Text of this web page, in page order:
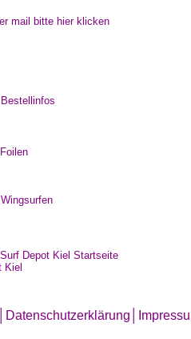
Datenschutzerklärung│